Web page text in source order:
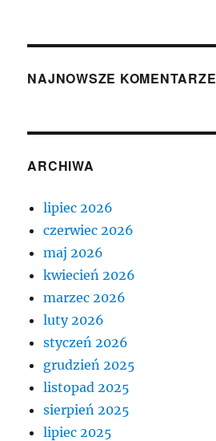
NAJNOWSZE KOMENTARZE
ARCHIWA
lipiec 2026
czerwiec 2026
maj 2026
kwiecień 2026
marzec 2026
luty 2026
styczeń 2026
grudzień 2025
listopad 2025
sierpień 2025
lipiec 2025